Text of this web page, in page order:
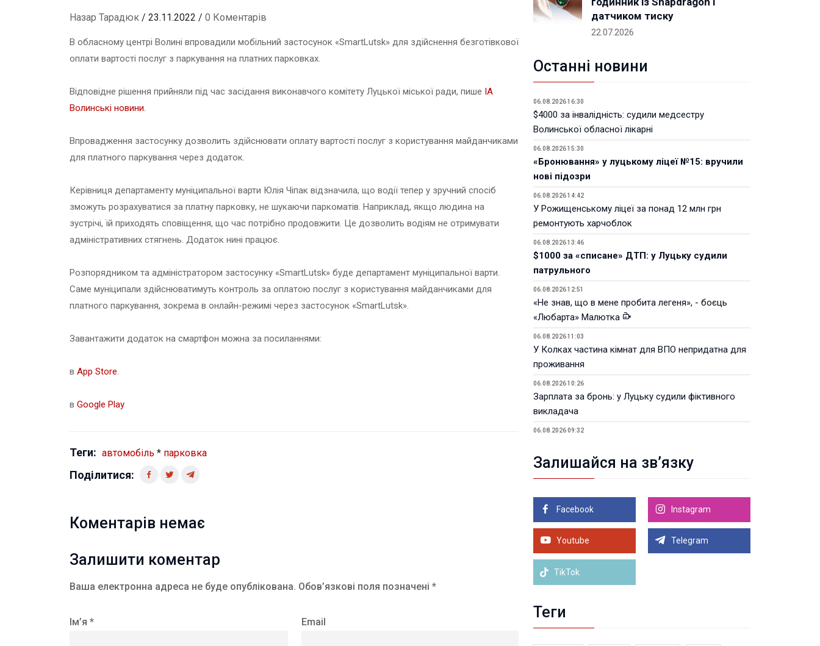
Назар Тарадюк / 23.11.2022 / 0 Коментарів
В обласному центрі Волині впровадили мобільний застосунок «SmartLutsk» для здійснення безготівкової
оплати вартості послуг з паркування на платних парковках.
Відповідне рішення прийняли під час засідання виконавчого комітету Луцької міської ради, пише ІА
Волинські новини.
Впровадження застосунку дозволить здійснювати оплату вартості послуг з користування майданчиками
для платного паркування через додаток.
Керівниця департаменту муніципальної варти Юлія Чіпак відзначила, що водії тепер у зручний спосіб
зможуть розрахуватися за платну парковку, не шукаючи паркоматів. Наприклад, якщо людина на
зустрічі, їй приходять сповіщення, що час потрібно продовжити. Це дозволить водіям не отримувати
адміністративних стягнень. Додаток нині працює.
Розпорядником та адміністратором застосунку «SmartLutsk» буде департамент муніципальної варти.
Саме муніципали здійснюватимуть контроль за оплатою послуг з користування майданчиками для
платного паркування, зокрема в онлайн-режимі через застосунок «SmartLutsk».
Завантажити додаток на смартфон можна за посиланнями:
в App Store.
в Google Play
Теги: автомобіль * парковка
Поділитися:
Коментарів немає
Залишити коментар
Ваша електронна адреса не буде опублікована. Обов’язкові поля позначені *
Ім’я * Email
датчиком тиску
22.07.2026
Останні новини
06.08.2026 16:30
$4000 за інвалідність: судили медсестру
Волинської обласної лікарні
06.08.2026 15:30
«Бронювання» у луцькому ліцеї №15: вручили
нові підозри
06.08.2026 14:42
У Рожищенському ліцеї за понад 12 млн грн
ремонтують харчоблок
06.08.2026 13:46
$1000 за «списане» ДТП: у Луцьку судили
патрульного
06.08.2026 12:51
«Не знав, що в мене пробита легеня», - боєць
«Любарта» Малютка
06.08.2026 11:03
У Колках частина кімнат для ВПО непридатна для
проживання
06.08.2026 10:26
Зарплата за бронь: у Луцьку судили фіктивного
викладача
06.08.2026 09:32
05.08.2026 21:18
Порівняння телеоб'єктивів Sigma Sports та Sony G-
05.08.2026 21:00
У Луцьку на 99,9% готовий новий Державний
ветеранський простір. ВІДЕО
Більше новин
Залишайся на зв’язку
Facebook Instagram
Youtube Telegram
TikTok
Теги